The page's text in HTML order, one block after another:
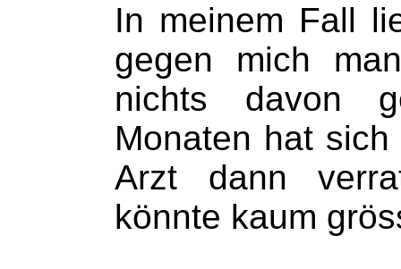
In meinem Fall
gegen mich
nichts davon
Monaten hat
Arzt dann
könnte kaum